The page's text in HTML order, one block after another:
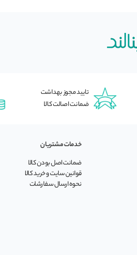
تایید مجوز بهداشت
ضمانت اصالت کالا
خدمات مشتریان
ضمانت اصل بودن کالا
قوانین سایت و خرید کالا
نحوه ارسال سفارشات